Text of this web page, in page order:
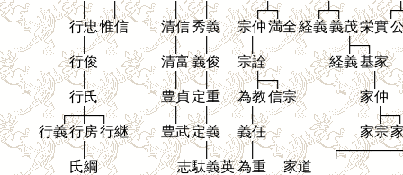
│
│ │ │ ┌┴┐ ┌┴┐
行忠惟信 清信秀義 宗仲満全経義義茂栄實
│
│ │
├─┐
行俊
清富義俊 宗詮 経義基家
│
│ │ ├─┐
│
行氏
豊貞定重 為教信宗
家仲
┌─┼─┐
│ │ │
行義行房行継 豊武定義 義任 家宗
│
│ │
氏綱
志駄義英為重
家道